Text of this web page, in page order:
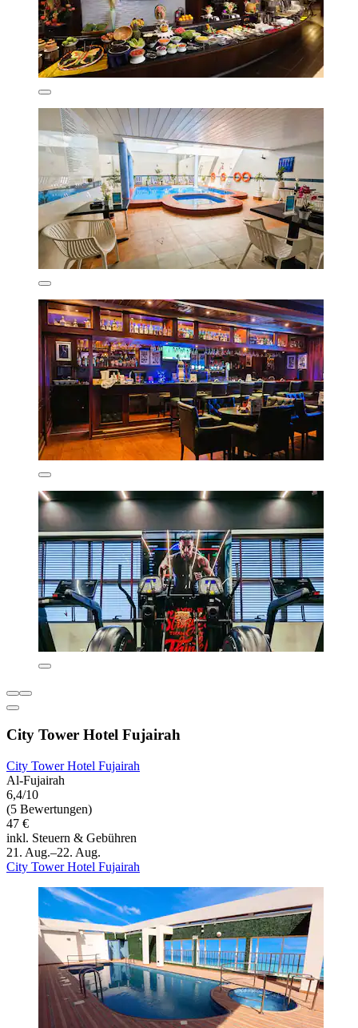
City Tower Hotel Fujairah
City Tower Hotel Fujairah
Al-Fujairah
6,4/10
(5 Bewertungen)
47 €
inkl. Steuern & Gebühren
21. Aug.–22. Aug.
City Tower Hotel Fujairah